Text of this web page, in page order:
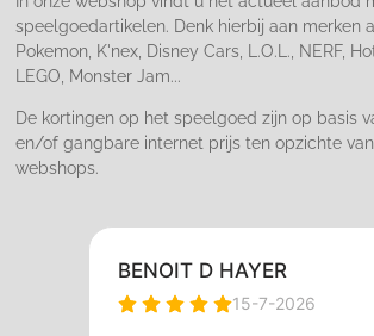
speelgoedartikelen. Denk hierbij aan merken
Pokemon, K'nex, Disney Cars, L.O.L., NERF,
LEGO, Monster Jam...
De kortingen op het speelgoed zijn op basis
en/of gangbare internet prijs ten opzichte
webshops.